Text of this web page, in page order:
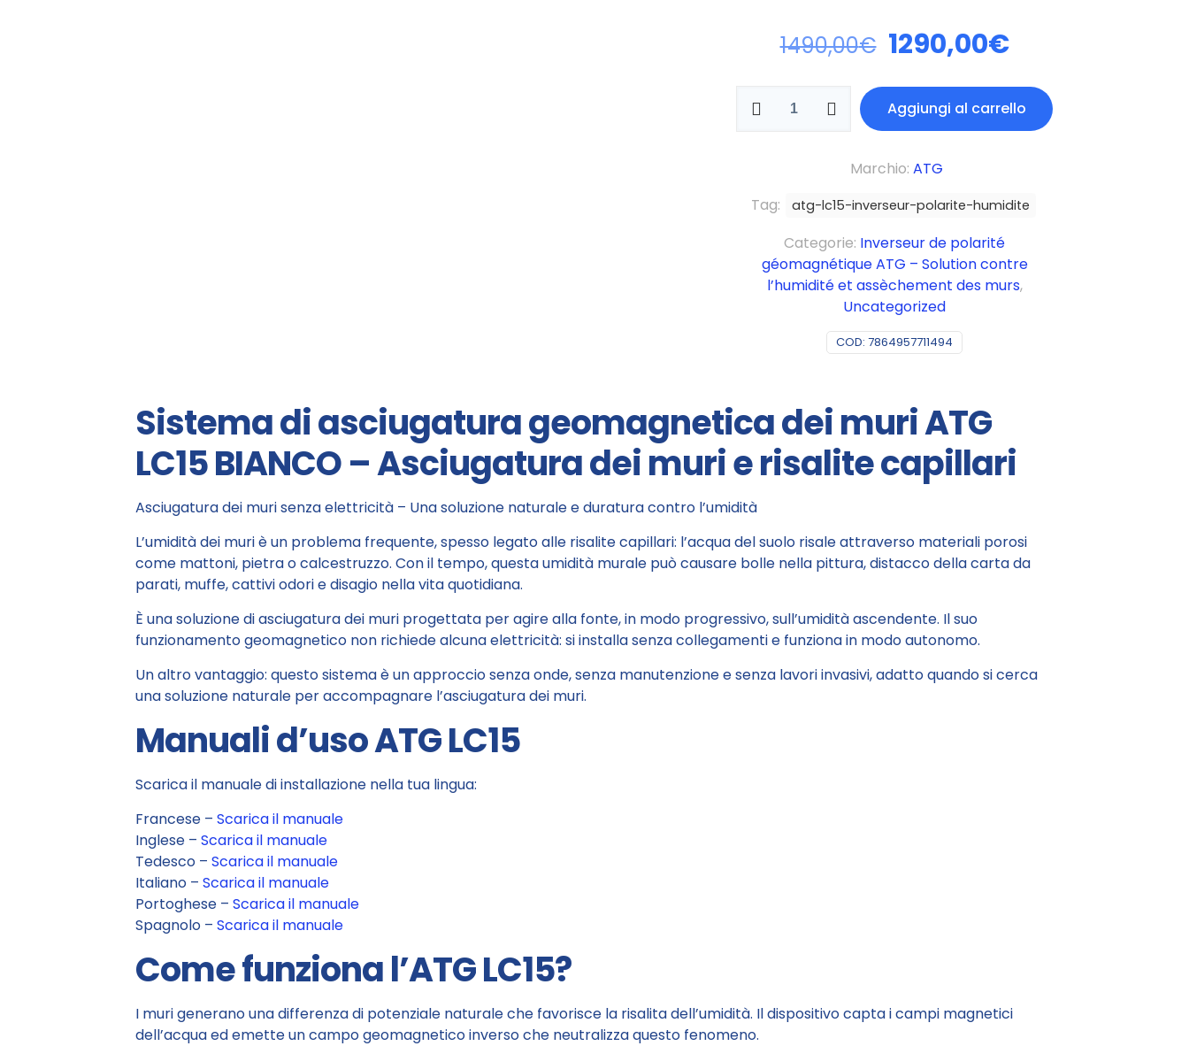
1490,00€ 1290,00€
Aggiungi al carrello
COD: 7864957711494
Categorie: Inverseur de polarité
géomagnétique ATG – Solution contre
l’humidité et assèchement des murs,
Uncategorized
Tag: atg-lc15-inverseur-polarite-humidite
Marchio: ATG
Sistema di asciugatura geomagnetica dei muri ATG
LC15 BIANCO – Asciugatura dei muri e risalite capillari
Asciugatura dei muri senza elettricità – Una soluzione naturale e duratura contro l’umidità
L’umidità dei muri è un problema frequente, spesso legato alle risalite capillari: l’acqua del suolo risale attraverso materiali porosi
come mattoni, pietra o calcestruzzo. Con il tempo, questa umidità murale può causare bolle nella pittura, distacco della carta da
parati, muffe, cattivi odori e disagio nella vita quotidiana.
È una soluzione di asciugatura dei muri progettata per agire alla fonte, in modo progressivo, sull’umidità ascendente. Il suo
funzionamento geomagnetico non richiede alcuna elettricità: si installa senza collegamenti e funziona in modo autonomo.
Un altro vantaggio: questo sistema è un approccio senza onde, senza manutenzione e senza lavori invasivi, adatto quando si cerca
una soluzione naturale per accompagnare l’asciugatura dei muri.
Manuali d’uso ATG LC15
Scarica il manuale di installazione nella tua lingua:
Francese – Scarica il manuale
Inglese – Scarica il manuale
Tedesco – Scarica il manuale
Italiano – Scarica il manuale
Portoghese – Scarica il manuale
Spagnolo – Scarica il manuale
Come funziona l’ATG LC15?
I muri generano una differenza di potenziale naturale che favorisce la risalita dell’umidità. Il dispositivo capta i campi magnetici
dell’acqua ed emette un campo geomagnetico inverso che neutralizza questo fenomeno.